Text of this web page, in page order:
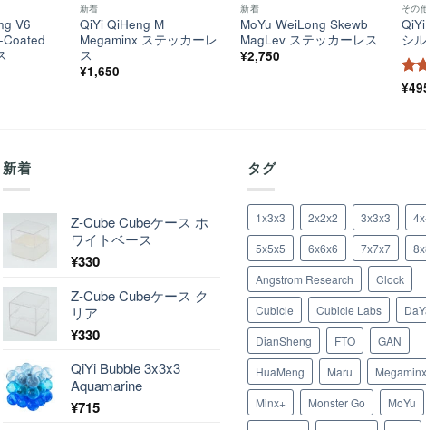
V6
Coated
新着
QiYi QiHeng M
Megaminx ステッカーレ
ス
¥1,650
新着
MoYu WeiLong Skewb
MagLev ステッカーレス
¥2,750
その
シ
5段
¥
新着
Z-Cube Cubeケース ホ
ワイトベース
¥330
Z-Cube Cubeケース ク
リア
¥330
QiYi Bubble 3x3x3
Aquamarine
¥715
タグ
1x3x3 2x2x2 3x3x3
5x5x5
6x6x6 7x7x7
Angstrom Research
Clock
Cubicle
Cubicle Labs
DianSheng
FTO
GAN
HuaMeng
Maru
Megaminx
Minx+
Monster Go
MoYu